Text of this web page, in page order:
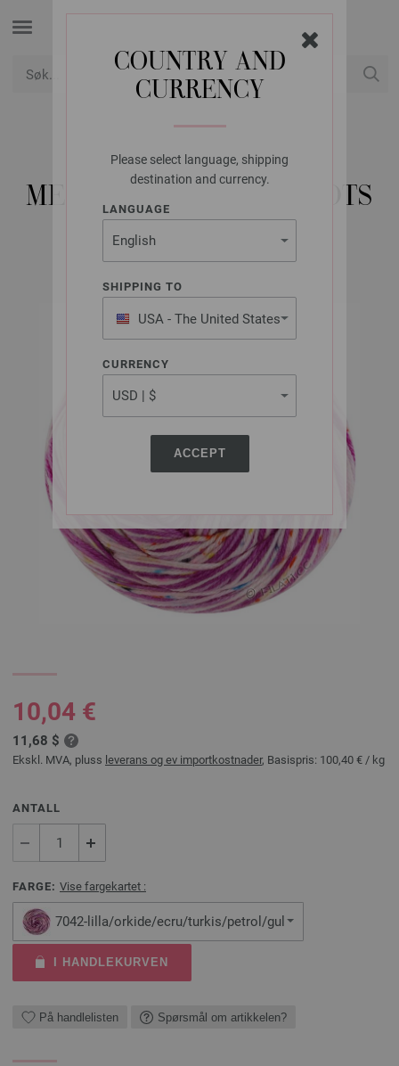
COUNTRY AND
CURRENCY
Please select language, shipping
destination and currency.
LANGUAGE
SHIPPING TO
USA - The United States
of America
CURRENCY
ACCEPT
LANA GROSSA
MEILENWEIT 100G SPOTS
10,04 €
11,68 $
Ekskl. MVA, pluss leverans og ev importkostnader, Basispris: 100,40 € / kg
ANTALL
FARGE: Vise fargekartet :
7042-lilla/orkide/ecru/turkis/petrol/gul
I HANDLEKURVEN
På handlelisten Spørsmål om artikkelen?